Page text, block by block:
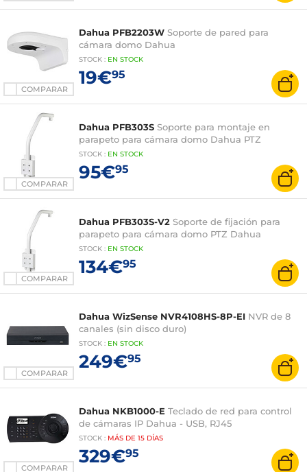
COMPARAR
Dahua PFB2203W Soporte de pared para
cámara domo Dahua
STOCK : EN STOCK
19€95
COMPARAR
Dahua PFB303S Soporte para montaje en
parapeto para cámara domo Dahua PTZ
STOCK : EN STOCK
95€95
COMPARAR
Dahua PFB303S-V2 Soporte de fijación para
parapeto para cámara domo PTZ Dahua
STOCK : EN STOCK
134€95
COMPARAR
Dahua WizSense NVR4108HS-8P-EI NVR de 8
canales (sin disco duro)
STOCK : EN STOCK
249€95
COMPARAR
Dahua NKB1000-E Teclado de red para control
de cámaras IP Dahua - USB, RJ45
STOCK : MÁS DE 15 DÍAS
329€95